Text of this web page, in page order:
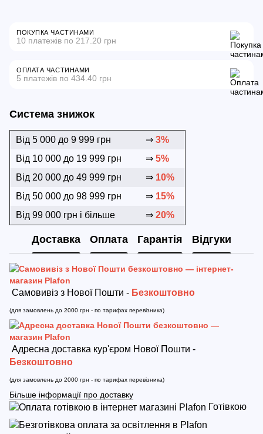
ПОКУПКА ЧАСТИНАМИ
10 платежів по 217.20 грн
ОПЛАТА ЧАСТИНАМИ
5 платежів по 434.40 грн
Система знижок
Від 5 000 до 9 999 грн ⇒ 3%
Від 10 000 до 19 999 грн
⇒ 5%
Від 20 000 до 49 999 грн
⇒ 10%
Від 50 000 до 98 999 грн
⇒ 15%
Від 99 000 грн і більше
⇒ 20%
Доставка Оплата Гарантія Відгуки
Самовивіз з Нової Пошти - Безкоштовно
(для замовлень до 2000 грн - по тарифах перевізника)
Адресна доставка кур'єром Нової Пошти -
Безкоштовно
(для замовлень до 2000 грн - по тарифах перевізника)
Більше інформації про доставку
Готівкою